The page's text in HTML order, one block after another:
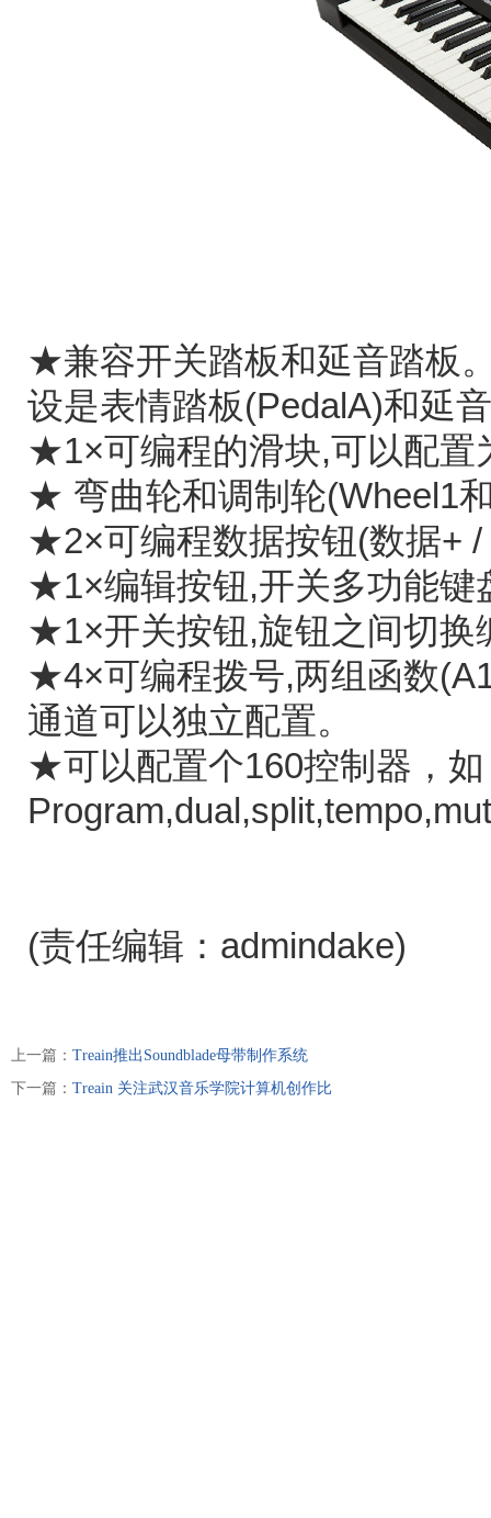
★兼容开关踏板和延音踏板
设是表情踏板(PedalA)和延
★1×可编程的滑块,可以配置
★ 弯曲轮和调制轮(Wheel1
★2×可编程数据按钮(数据+
★1×编辑按钮,开关多功能键
★1×开关按钮,旋钮之间切换
★4×可编程拨号,两组函数
通道可以独立配置。
★可以配置个160控制器，如
(责任编辑：admindake)
上一篇： Treain推出Soundblade母带制作系统
下一篇： Treain 关注武汉音乐学院计算机创作比